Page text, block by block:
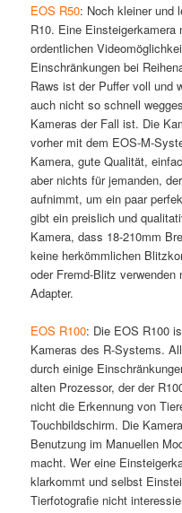
EOS R50: Noch kleiner und
R10. Eine
ordentlichen
Einschränkungen bei
Raws ist der Puffer voll und
auch nicht so schnell
Kameras der Fall ist. Die
vorher mit dem EOS-M-
Kamera, gute Qualität,
aber nichts für jemanden,
aufnimmt, um ein paar
gibt ein preislich und
Kamera, dass 18-210mm
keine herkömmlichen
oder Fremd-Blitz
Adapter.
EOS R100: Die EOS R100
Kameras des R-Systems.
durch einige
alten Prozessor, der der
nicht die Erkennung von
Touchbildschirm. Die
Benutzung im Manuellen
macht. Wer eine
klarkommt und selbst
Tierfotografie nicht